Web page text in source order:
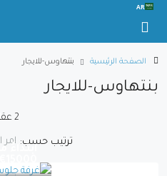
AR
الصفحة الرئيسية بنتهاوس-للايجار
بنتهاوس-للايجار
2 عقار
ترتيب حسب: امر
ابتداءً